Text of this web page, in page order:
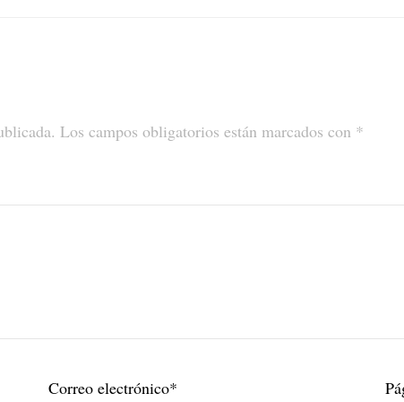
Los campos obligatorios están marcados con *
Correo electrónico*